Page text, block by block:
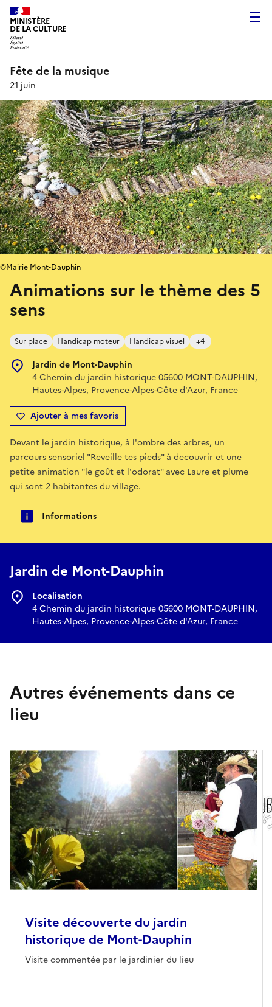
MINISTÈRE
DE LA CULTURE
Fête de la musique
21 juin
Animations sur le thème des 5
sens
Sur place Handicap moteur Handicap visuel +4
Jardin de Mont-Dauphin
4 Chemin du jardin historique 05600 MONT-DAUPHIN,
Hautes-Alpes, Provence-Alpes-Côte d'Azur, France
Ajouter à mes favoris
©Mairie Mont-Dauphin
Devant le jardin historique, à l'ombre des arbres, un
parcours sensoriel "Reveille tes pieds" à decouvrir et une
petite animation "le goût et l'odorat" avec Laure et plume
qui sont 2 habitantes du village.
Informations
Jardin de Mont-Dauphin
Localisation
4 Chemin du jardin historique 05600 MONT-DAUPHIN,
Hautes-Alpes, Provence-Alpes-Côte d'Azur, France
Autres événements dans ce
lieu
Visite découverte du jardin
historique de Mont-Dauphin
Visite commentée par le jardinier du lieu